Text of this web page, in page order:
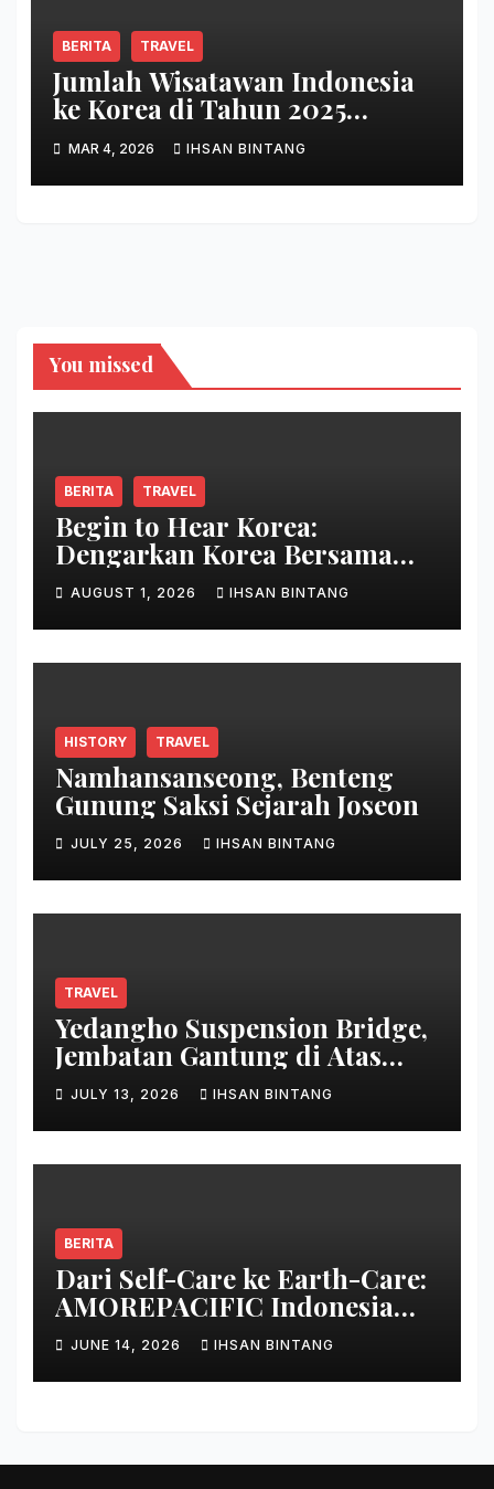
BERITA TRAVEL
Jumlah Wisatawan Indonesia
ke Korea di Tahun 2025
Terbanyak Sepanjang Sejarah
MAR 4, 2026 IHSAN BINTANG
You missed
BERITA TRAVEL
Begin to Hear Korea:
Dengarkan Korea Bersama
Park Bo Gum
AUGUST 1, 2026 IHSAN BINTANG
HISTORY TRAVEL
Namhansanseong, Benteng
Gunung Saksi Sejarah Joseon
JULY 25, 2026 IHSAN BINTANG
TRAVEL
Yedangho Suspension Bridge,
Jembatan Gantung di Atas
Danau
JULY 13, 2026 IHSAN BINTANG
BERITA
Dari Self-Care ke Earth-Care:
AMOREPACIFIC Indonesia
Ciptakan Gerakan
Keberlanjutan Baru di Bali
JUNE 14, 2026 IHSAN BINTANG